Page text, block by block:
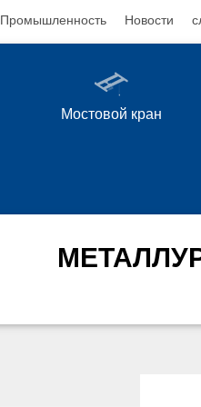
Промышленность Новости
Мостовой кран